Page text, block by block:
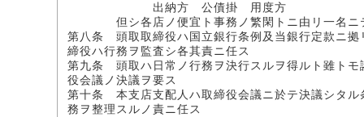
出納方 公債掛 用度方
但シ各店ノ便宜ト事務ノ繁閑トニ由リ一名ニテ
第八条 頭取取締役ハ国立銀行条例及当銀行定款ニ拠
締役ハ行務ヲ監査シ各其責ニ任ス
第九条 頭取ハ日常ノ行務ヲ決行スルヲ得ルト雖トモ
役会議ノ決議ヲ要ス
第十条 本支店支配人ハ取締役会議ニ於テ決議シタル
務ヲ整理スルノ責ニ任ス